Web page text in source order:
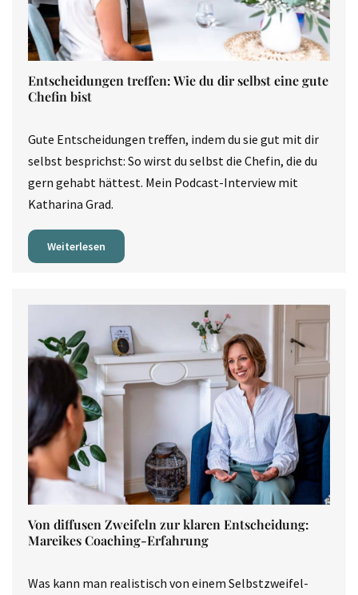
Entscheidungen treffen: Wie du dir selbst eine gute
Chefin bist
Gute Entscheidungen treffen, indem du sie gut mit dir
selbst besprichst: So wirst du selbst die Chefin, die du
gern gehabt hättest. Mein Podcast-Interview mit
Katharina Grad.
Weiterlesen
Von diffusen Zweifeln zur klaren Entscheidung:
Mareikes Coaching-Erfahrung
Was kann man realistisch von einem Selbstzweifel-